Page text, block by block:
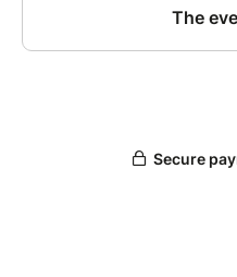
• Accueil dès 7h15 dans
• Petit déjeuner complet